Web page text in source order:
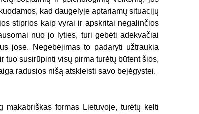
kad daugelyje aptariamų situacijų
stiprios kaip vyrai ir apskritai negalinčios
nuo jo lyties, turi gebėti adekvačiai
jose. Negebėjimas to padaryti užtraukia
tuo susirūpinti visų pirma turėtų būtent šios,
radusios nišą atskleisti savo bejėgystei.
formas Lietuvoje, turėtų kelti